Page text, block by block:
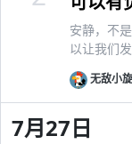
安静，不
以让我们
无敌小
7月27日